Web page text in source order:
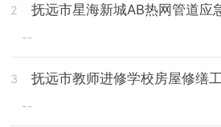
2 抚远市星海新城AB热网管道应
--
3 抚远市教师进修学校房屋修缮
--